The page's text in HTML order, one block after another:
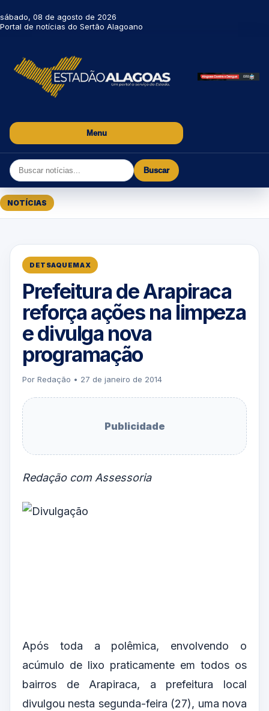
sábado, 08 de agosto de 2026
Portal de notícias do Sertão Alagoano
Menu
Buscar
NOTÍCIAS
DETSAQUEMAX
Prefeitura de Arapiraca
reforça ações na limpeza
e divulga nova
programação
Por Redação • 27 de janeiro de 2014
Publicidade
Redação com Assessoria
Após toda a polêmica, envolvendo o
acúmulo de lixo praticamente em todos os
bairros de Arapiraca, a prefeitura local
divulgou nesta segunda-feira (27), uma nova